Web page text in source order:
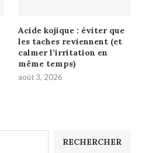
RECHERCHER
Acide kojique : éviter que
les taches reviennent (et
calmer l’irritation en
même temps)
août 3, 2026